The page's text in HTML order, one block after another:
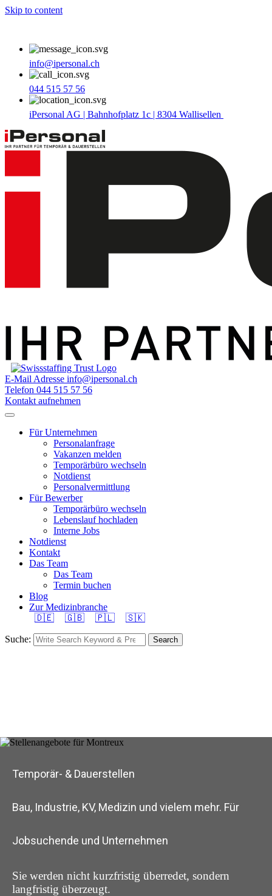
Skip to content
info@ipersonal.ch
044 515 57 56
iPersonal AG | Bahnhofplatz 1c | 8304 Wallisellen
E-Mail Adresse info@ipersonal.ch
Telefon 044 515 57 56
Kontakt aufnehmen
Für Unternehmen
Personalanfrage
Vakanzen melden
Temporärbüro wechseln
Notdienst
Personalvermittlung
Für Bewerber
Temporärbüro wechseln
Lebenslauf hochladen
Interne Jobs
Notdienst
Kontakt
Das Team
Das Team
Termin buchen
Blog
Zur Medizinbranche
🇩🇪
🇬🇧 🇵🇱 🇸🇰
Suche: Search
Temporär- & Dauerstellen
Bau, Industrie, KV, Medizin und vielem mehr. Für
Jobsuchende und Unternehmen
Sie werden nicht kurzfristig überredet, sondern
langfristig überzeugt.